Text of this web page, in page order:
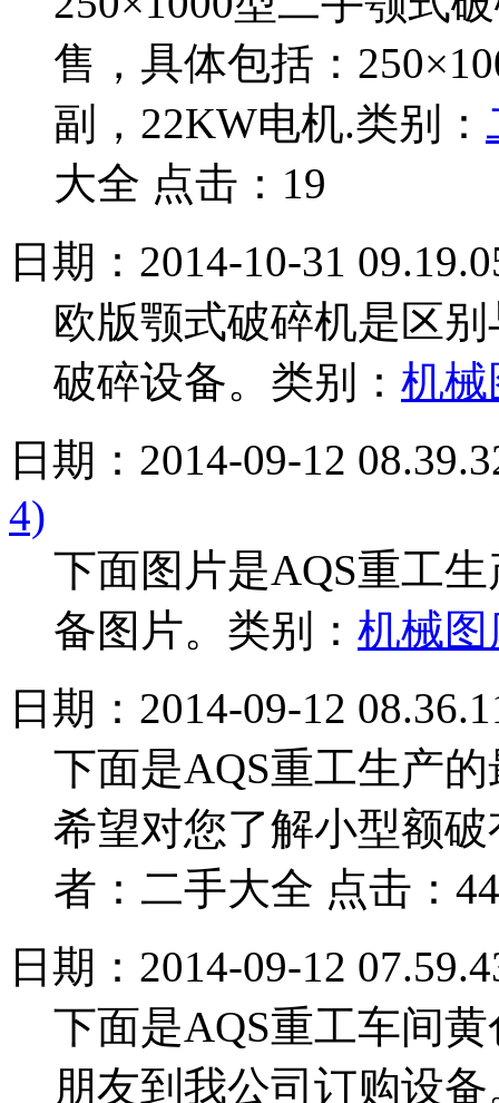
售，具体包括：
副，22KW电机.类别：
大全 点击：19
日期：2014-10-31
欧版颚式破碎机是区
破碎设备。 类别： 机械
日期：2014-09-12
4)
下面图片是AQS重工
备图片。 类别： 机械图
日期：2014-09-12
下面是AQS重工生产
希望对您了解小型额
者：二手大全 点击：44
日期：2014-09-12
下面是AQS重工车间
朋友到我公司订购设备